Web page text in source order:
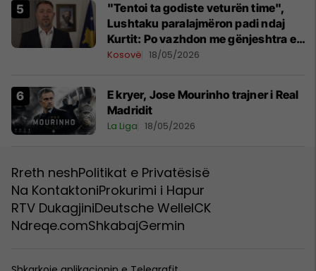
"Tentoi ta godiste veturën time",
Lushtaku paralajmëron padi ndaj
Kurtit: Po vazhdon me gënjeshtra e
shpifje
Kosovë 18/05/2026
E kryer, Jose Mourinho trajner i Real
Madridit
La Liga 18/05/2026
Rreth neshPolitikat e Privatësisë
Na KontaktoniProkurimi i Hapur
RTV DukagjiniDeutsche WelleICK
Ndreqe.comShkabajGermin